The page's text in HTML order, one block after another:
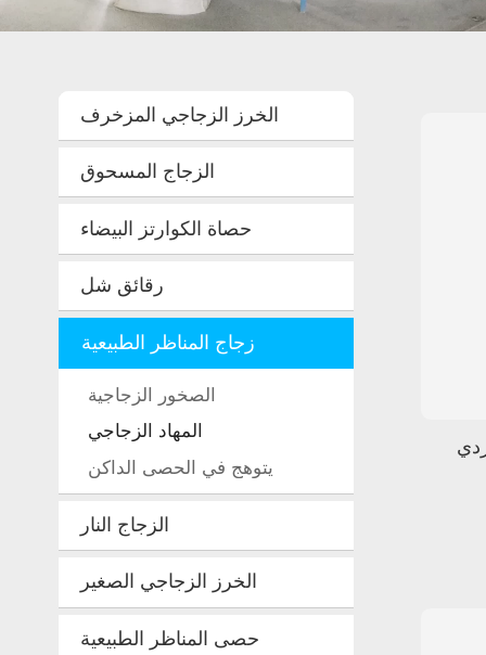
الخرز الزجاجي المزخرف
الزجاج المسحوق
حصاة الكوارتز البيضاء
رقائق شل
زجاج المناظر الطبيعية
الصخور الزجاجية
المهاد الزجاجي
يتوهج في الحصى الداكن
الزجاج النار
الخرز الزجاجي الصغير
حصى المناظر الطبيعية